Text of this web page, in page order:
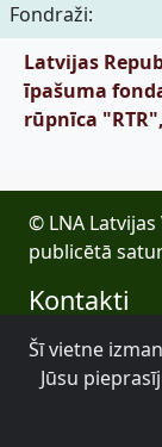
Fondraži:
Latvijas
īpašuma
rūpnīca "RTR",
© LNA
publicētā
Kontakti
E-pasts:
Tālrunis:
Bezdelīgu 1A,
Šī vietne
Jūsu